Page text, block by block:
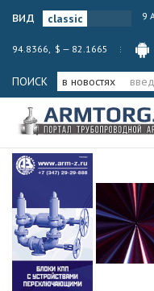
вид 9
94.8366, $ — 82.1665
ПОИСК в новостях